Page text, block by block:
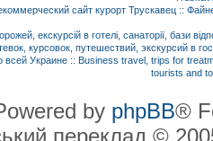
by phpBB®
переклад ©